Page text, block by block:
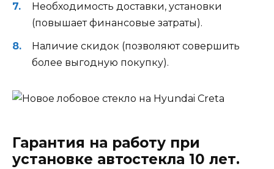
Необходимость доставки, установки
(повышает финансовые затраты).
Наличие скидок (позволяют совершить
более выгодную покупку).
Гарантия на работу при
установке автостекла 10 лет.